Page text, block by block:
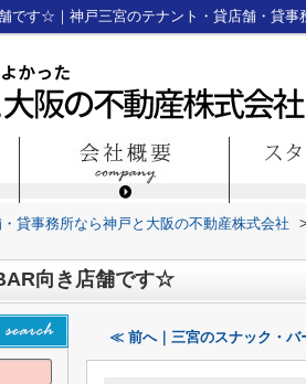
です☆｜神戸三宮のテナント・貸店舗・貸事
貸事務所なら神戸と大阪の不動産株式会社 >
向き店舗です☆
≪ 前へ｜三宮のスナック・